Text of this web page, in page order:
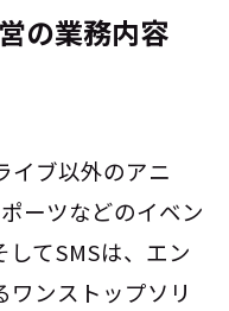
の業務内容
イブ以外のアニ
ーツなどのイベン
してSMSは、エン
ワンストップソリ